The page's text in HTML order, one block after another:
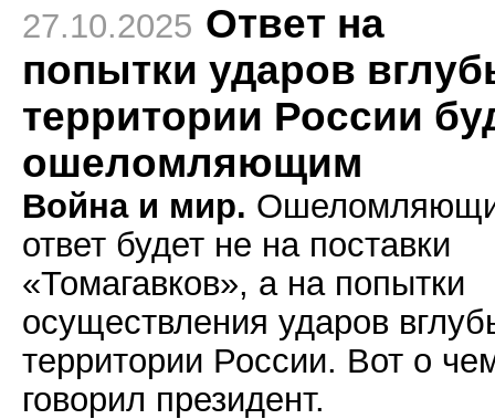
27.10.2025 Ответ на
попытки ударов
территории России
ошеломляющим
Война и мир.
ответ будет не на поставки
«Томагавков», а на попытки
осуществления ударов
территории России. Вот о
говорил президент.